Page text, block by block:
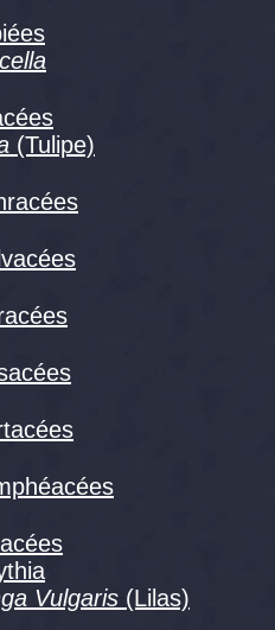
(Tulipe)
Vulgaris (Lilas)